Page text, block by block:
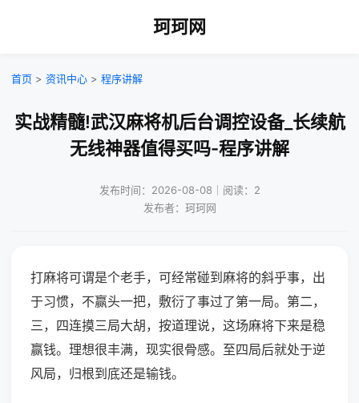
珂珂网
首页 > 资讯中心 > 程序讲解
实战精髓!武汉麻将机后台调控设备_长续航
无线神器值得买吗-程序讲解
发布时间：2026-08-08｜阅读：2
发布者：珂珂网
打麻将可谓是个老手，可经常碰到麻将的斜乎事，出
于习惯，不赢头一把，敷衍了事过了第一局。第二，
三，四连摸三局大胡，按道理说，这场麻将下来是稳
赢钱。理想很丰满，现实很骨感。至四局后就处于逆
风局，归根到底还是输钱。